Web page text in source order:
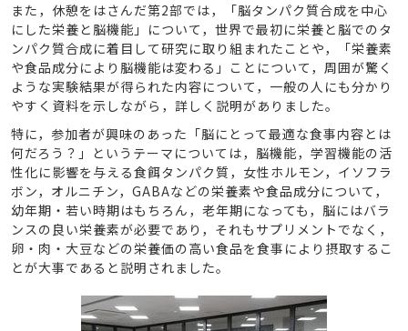
また，休憩をはさんだ第2部では，「脳タンパク質合成を中心
にした栄養と脳機能」について，世界で最初に栄養と脳でのタ
ンパク質合成に着目して研究に取り組まれたことや，「栄養素
や食品成分により脳機能は変わる」ことについて，周囲が驚く
ような実験結果が得られた内容について，一般の人にも分かり
やすく資料を示しながら，詳しく説明がありました。
特に，参加者が興味のあった「脳にとって最適な食事内容とは
何だろう？」というテーマについては，脳機能，学習機能の活
性化に影響を与える食餌タンパク質，女性ホルモン，イソフラ
ボン，オルニチン，GABAなどの栄養素や食品成分について，
幼年期・若い時期はもちろん，老年期になっても，脳にはバラ
ンスの良い栄養素が必要であり，それもサプリメントでなく，
卵・肉・大豆などの栄養価の高い食品を食事により摂取するこ
とが大事であると説明されました。